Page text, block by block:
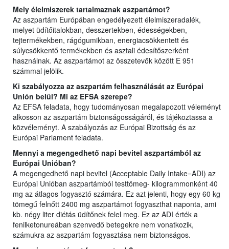
Mely élelmiszerek tartalmaznak aszpartámot?
Az aszpartám Európában engedélyezett élelmiszeradalék,
melyet üdítőitalokban, desszertekben, édességekben,
tejtermékekben, rágógumikban, energiacsökkentett és
súlycsökkentő termékekben és asztali édesítőszerként
használnak. Az aszpartámot az összetevők között E 951
számmal jelölik.
Ki szabályozza az aszpartám felhasználását az Európai
Unión belül? Mi az EFSA szerepe?
Az EFSA feladata, hogy tudományosan megalapozott véleményt
alkosson az aszpartám biztonságosságáról, és tájékoztassa a
közvéleményt. A szabályozás az Európai Bizottság és az
Európai Parlament feladata.
Mennyi a megengedhető napi bevitel aszpartámból az
Európai Unióban?
A megengedhető napi bevitel (Acceptable Daily Intake=ADI) az
Európai Unióban aszpartámból testtömeg- kilogrammonként 40
mg az átlagos fogyasztó számára. Ez azt jelenti, hogy egy 60 kg
tömegű felnőtt 2400 mg aszpartámot fogyaszthat naponta, ami
kb. négy liter diétás üdítőnek felel meg. Ez az ADI érték a
fenilketonureában szenvedő betegekre nem vonatkozik,
számukra az aszpartám fogyasztása nem biztonságos.